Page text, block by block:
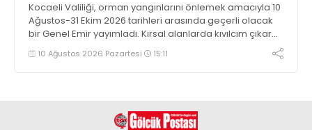
Kocaeli Valiliği, orman yangınlarını önlemek amacıyla 10
Ağustos-31 Ekim 2026 tarihleri arasında geçerli olacak
bir Genel Emir yayımladı. Kırsal alanlarda kıvılcım çıkaran
makine kullanacak kişilerin önceden kolluk kuvvetlerine
bildirim yapması ve yanlarında 6 kilogramlık yangın tüpü
10 Ağustos 2026 Pazartesi 15:11